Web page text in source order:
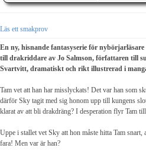
Läs ett smakprov
En ny, hisnande fantasyserie för
till drakriddare av Jo Salmson, författaren till
Svartvitt, dramatiskt och rikt illustrerad i
Tam vet att han har misslyckats! Det var han som
därför Sky tagit med sig honom upp till kungens
klarat av att bli drakdräng? I desperation flyr Tam
Uppe i stallet vet Sky att hon måste hitta Tam
fara! Men var är han?